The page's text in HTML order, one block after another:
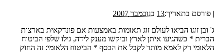
| פורסם בתאריך:13 בנובמבר 2007
ג' ובן זוגו הביאו לעולם זוג תאומות באמצעות אם פונדקאית בארצות
הברית * כשהגיעו איתן לארץ וביקשו מענק לידה, גילו שלפי הביטוח
הלאומי רק לאמא מותר לקבל את הכסף * הביטוח הלאומי: זה החוק